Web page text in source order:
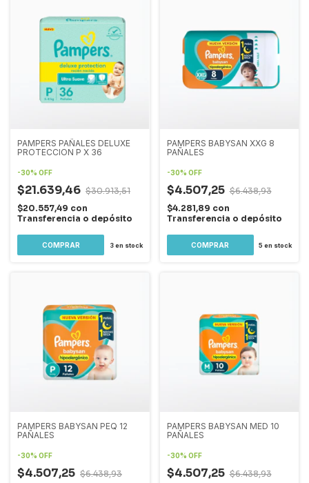
PAMPERS PAÑALES DELUXE
PROTECCION P X 36
-30% OFF
$21.639,46 $30.913,51
$20.557,49 con
Transferencia o depósito
3en stock
PAMPERS BABYSAN XXG 8
PAÑALES
-30% OFF
$4.507,25 $6.438,93
$4.281,89 con
Transferencia o depósito
5 en stock
PAMPERS BABYSAN PEQ 12
PAÑALES
-30% OFF
$4.507,25 $6.438,93
PAMPERS BABYSAN MED 10
PAÑALES
-30% OFF
$4.507,25 $6.438,93